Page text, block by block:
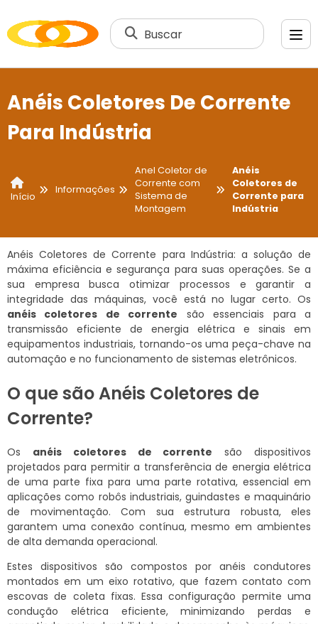
Buscar
Anéis Coletores De Corrente
Para Indústria
Início
Informações
Anel Coletor de
Corrente com
Sistema de
Montagem
Anéis
Coletores de
Corrente para
Indústria
Anéis Coletores de Corrente para Indústria: a solução de
máxima eficiência e segurança para suas operações. Se a
sua empresa busca otimizar processos e garantir a
integridade das máquinas, você está no lugar certo. Os
anéis coletores de corrente são essenciais para a
transmissão eficiente de energia elétrica e sinais em
equipamentos industriais, tornando-os uma peça-chave na
automação e no funcionamento de sistemas eletrônicos.
O que são Anéis Coletores de
Corrente?
Os anéis coletores de corrente são dispositivos
projetados para permitir a transferência de energia elétrica
de uma parte fixa para uma parte rotativa, essencial em
aplicações como robôs industriais, guindastes e maquinário
de movimentação. Com sua estrutura robusta, eles
garantem uma conexão contínua, mesmo em ambientes
de alta demanda operacional.
Estes dispositivos são compostos por anéis condutores
montados em um eixo rotativo, que fazem contato com
escovas de coleta fixas. Essa configuração permite uma
condução elétrica eficiente, minimizando perdas e